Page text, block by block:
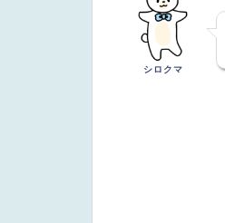
シロクマ